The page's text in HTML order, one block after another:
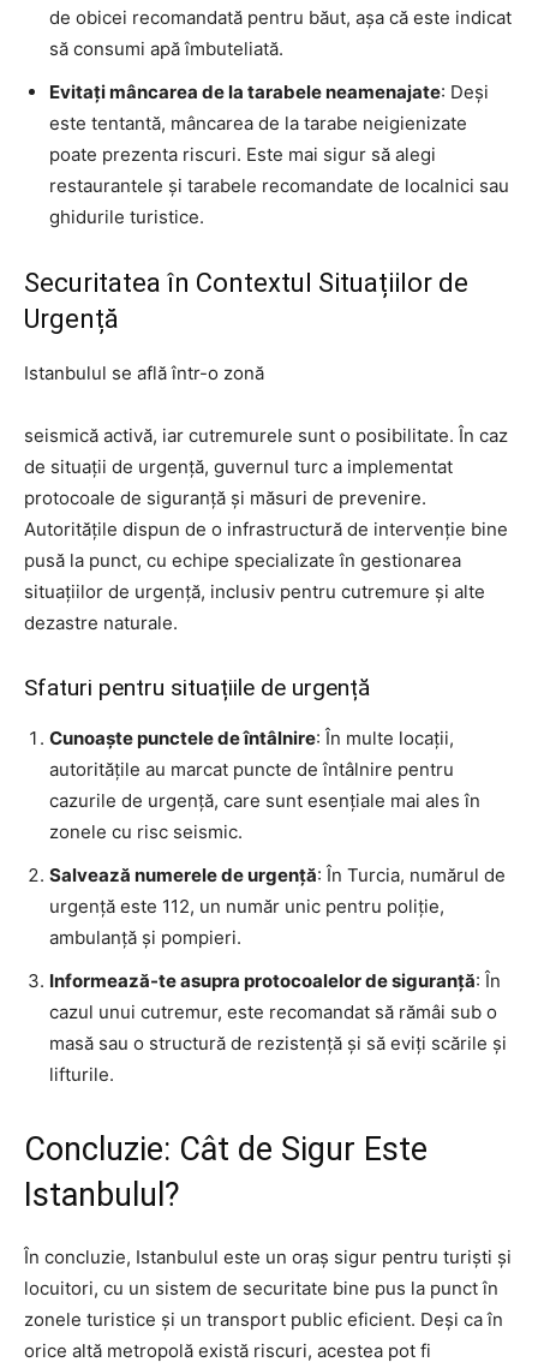
de obicei recomandată pentru băut, așa că este indicat
să consumi apă îmbuteliată.
Evitați mâncarea de la tarabele neamenajate: Deși
este tentantă, mâncarea de la tarabe neigienizate
poate prezenta riscuri. Este mai sigur să alegi
restaurantele și tarabele recomandate de localnici sau
ghidurile turistice.
Securitatea în Contextul Situațiilor de
Urgență
Istanbulul se află într-o zonă
seismică activă, iar cutremurele sunt o posibilitate. În caz
de situații de urgență, guvernul turc a implementat
protocoale de siguranță și măsuri de prevenire.
Autoritățile dispun de o infrastructură de intervenție bine
pusă la punct, cu echipe specializate în gestionarea
situațiilor de urgență, inclusiv pentru cutremure și alte
dezastre naturale.
Sfaturi pentru situațiile de urgență
Cunoaște punctele de întâlnire: În multe locații,
autoritățile au marcat puncte de întâlnire pentru
cazurile de urgență, care sunt esențiale mai ales în
zonele cu risc seismic.
Salvează numerele de urgență: În Turcia, numărul de
urgență este 112, un număr unic pentru poliție,
ambulanță și pompieri.
Informează-te asupra protocoalelor de siguranță: În
cazul unui cutremur, este recomandat să rămâi sub o
masă sau o structură de rezistență și să eviți scările și
lifturile.
Concluzie: Cât de Sigur Este
Istanbulul?
În concluzie, Istanbulul este un oraș sigur pentru turiști și
locuitori, cu un sistem de securitate bine pus la punct în
zonele turistice și un transport public eficient. Deși ca în
orice altă metropolă există riscuri, acestea pot fi